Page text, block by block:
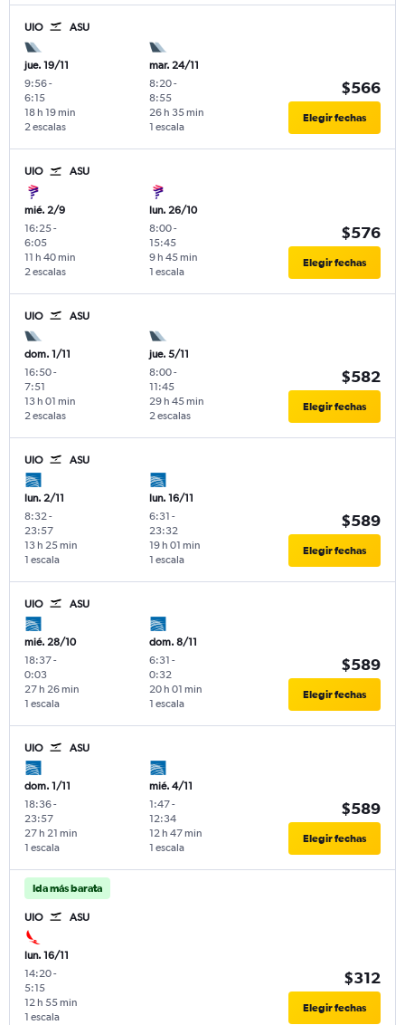
UIO ASU
jue. 19/11
9:56-
6:15
2 escalas
18 h 19 min
mar. 24/11
8:20-
8:55
1 escala
26 h 35 min
$566
Elegir fechas
UIO ASU
mié. 2/9
16:25-
6:05
2 escalas
11 h 40 min
lun. 26/10
8:00-
15:45
1 escala
9 h 45 min
$576
Elegir fechas
UIO ASU
dom. 1/11
16:50-
7:51
2 escalas
13 h 01 min
jue. 5/11
8:00-
11:45
2 escalas
29 h 45 min
$582
Elegir fechas
UIO ASU
lun. 2/11
8:32 -
23:57
1 escala
13 h 25 min
lun. 16/11
6:31 -
23:32
1 escala
19 h 01 min
$589
Elegir fechas
UIO ASU
mié. 28/10
18:37-
0:03
1 escala
27 h 26 min
dom. 8/11
6:31 -
0:32
1 escala
20 h 01 min
$589
Elegir fechas
UIO ASU
dom. 1/11
18:36-
23:57
1 escala
27 h 21 min
mié. 4/11
1:47-
12:34
1 escala
12 h 47 min
$589
Elegir fechas
Ida más barata
UIO ASU
lun. 16/11
14:20-
5:15
1 escala
12 h 55 min
$312
Elegir fechas